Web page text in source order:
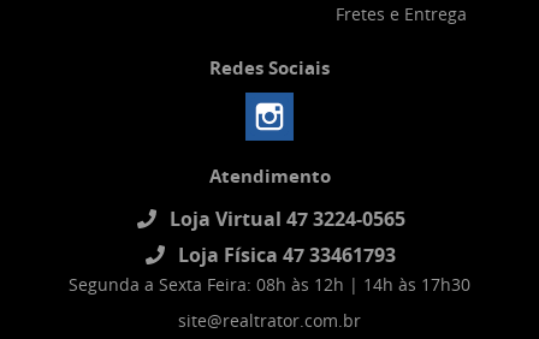
Fretes e Entrega
Redes Sociais
Atendimento
Loja Virtual 47 3224-0565
Loja Física 47 33461793
Segunda a Sexta Feira: 08h às 12h | 14h às 17h30
site@realtrator.com.br